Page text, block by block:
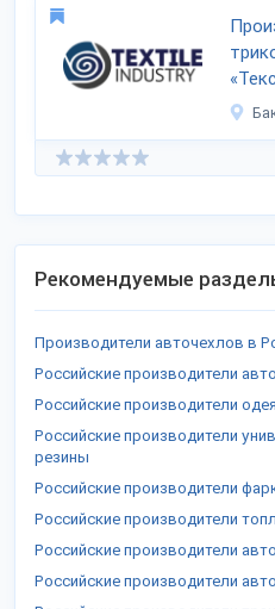
Рекомендуемые
Производители авточехлов в
Российские производители
Российские производители
Российские производители
резины
Российские производители
Российские производители
Российские производители
Российские производители